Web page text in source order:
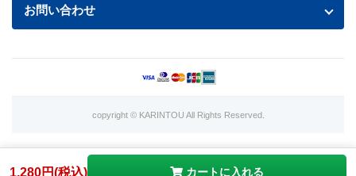
1,280円(税込) カートに入れる
お支払い方法
特定商取引法に基づく表記
お問い合わせ
copyright © KARINTOU All Rights Reserved.